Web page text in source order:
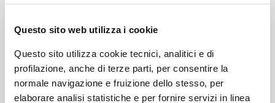
Questo sito web utilizza i cookie
Questo sito utilizza cookie tecnici, analitici e di
profilazione, anche di terze parti, per consentire la
normale navigazione e fruizione dello stesso, per
elaborare analisi statistiche e per fornire servizi in linea